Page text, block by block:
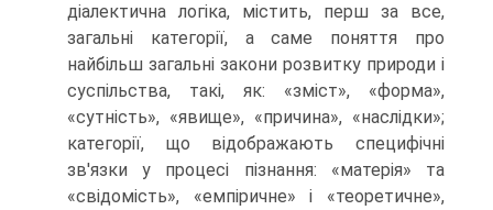
діалектична логіка, містить, перш за все,
загальні категорії, а саме поняття про
найбільш загальні закони розвитку природи і
суспільства, такі, як: «зміст», «форма»,
«сутність», «явище», «причина», «наслідки»;
категорії, що відображають специфічні
зв'язки у процесі пізнання: «матерія» та
«свідомість», «емпіричне» і «теоретичне»,